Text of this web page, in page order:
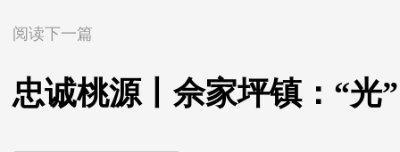
阅读下一篇
忠诚桃源丨佘家坪镇：“光